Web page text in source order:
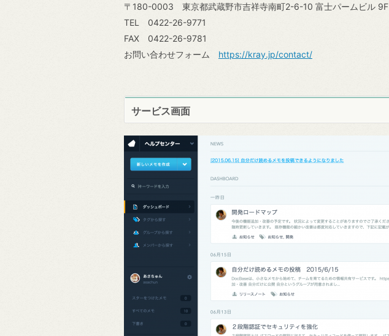
〒180-0003 東京都武蔵野市吉祥寺南町2-6-10 富士パームビル 9F
TEL 0422-26-9771
FAX 0422-26-9781
お問い合わせフォーム https://kray.jp/contact/
サービス画面